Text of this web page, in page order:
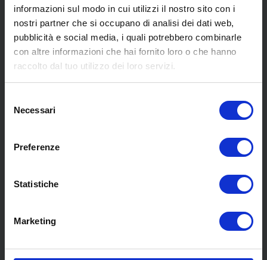
informazioni sul modo in cui utilizzi il nostro sito con i
nostri partner che si occupano di analisi dei dati web,
pubblicità e social media, i quali potrebbero combinarle
con altre informazioni che hai fornito loro o che hanno
raccolto dal tuo utilizzo dei loro servizi.
delNecessari
Preferenze
Statistiche
Marketing
SCOPRI I NOSTRI CENTRI
Chi siamo
Meccanica
Blog